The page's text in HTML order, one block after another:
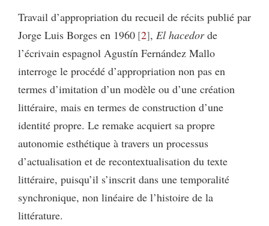
Travail d’appropriation du recueil de récits publié par
Jorge Luis Borges en 1960 2 , El hacedorde
l’écrivain espagnol Agustín Fernández Mallo
interroge le procédé d’appropriation non pas en
termes d’imitation d’un modèle ou d’une création
littéraire, mais en termes de construction d’une
identité propre. Le remake acquiert sa propre
autonomie esthétique à travers un processus
d’actualisation et de recontextualisation du texte
littéraire, puisqu’il s’inscrit dans une temporalité
synchronique, non linéaire de l’histoire de la
littérature.